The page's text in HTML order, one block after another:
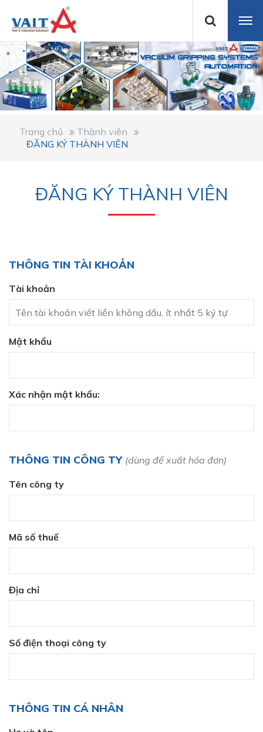
Trang chủ
Thành viên
ĐĂNG KÝ THÀNH VIÊN
ĐĂNG KÝ THÀNH VIÊN
THÔNG TIN TÀI KHOẢN
Tài khoản
Mật khẩu
Xác nhận mật khẩu:
THÔNG TIN CÔNG TY (dùng để xuất hóa đơn)
Tên công ty
Mã số thuế
Địa chỉ
Số điện thoại công ty
THÔNG TIN CÁ NHÂN